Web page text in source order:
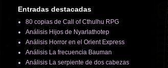
Entradas destacadas
80 copias de Call of Cthulhu RPG
Análisis Hijos de Nyarlathotep
Análisis Horror en el Orient Express
Análisis La frecuencia Bauman
Análisis La serpiente de dos cabezas